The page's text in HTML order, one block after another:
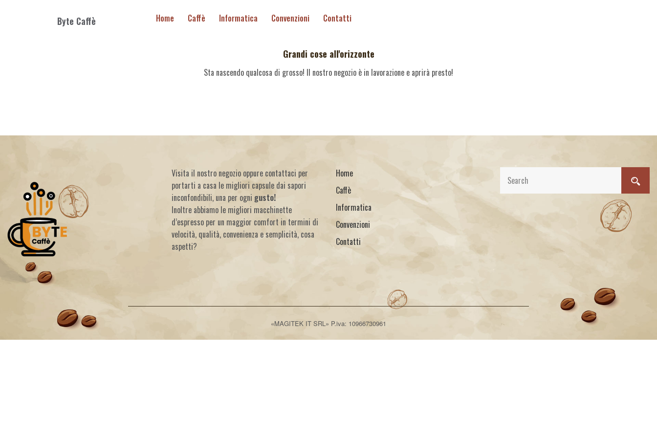
Byte Caffè Home Caffè Informatica Convenzioni Contatti
Grandi cose all'orizzonte
Sta nascendo qualcosa di grosso! Il nostro negozio è in lavorazione e aprirà presto!
Visita il nostro negozio oppure contattaci per
portarti a casa le migliori capsule dai sapori
inconfondibili, una per ogni gusto!
Inoltre abbiamo le migliori macchinette
d’espresso per un maggior comfort in termini di
velocità, qualità, convenienza e semplicità, cosa
aspetti?
Home
Caffè
Informatica
Convenzioni
Contatti
«MAGITEK IT SRL» P.iva: 10966730961